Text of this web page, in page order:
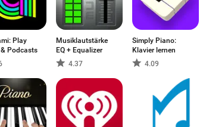
Play
Podcasts
Musiklautstärke
EQ + Equalizer
4.37
Simply Piano:
Klavier lernen
4.09